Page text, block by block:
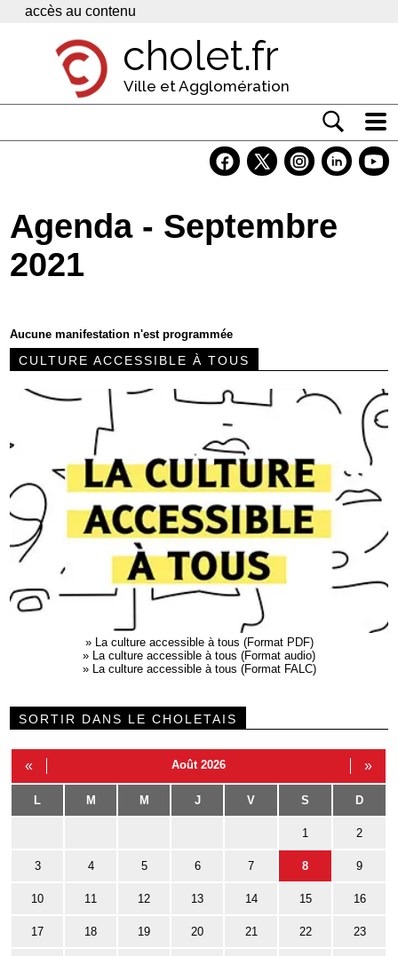
Panneau de gestion des cookies
accès au contenu
cholet.fr
Ville et Agglomération
Economie
Services
Agenda - Septembre
2021
Aucune manifestation n'est programmée
CULTURE ACCESSIBLE À TOUS
»
La culture accessible à tous (Format PDF)
»
La culture accessible à tous (Format audio)
»
La culture accessible à tous (Format FALC)
SORTIR DANS LE CHOLETAIS
« Août 2026 »
L M M J V S D
1 2
3 4 5 6 7 8 9
10 11 12 13 14 15 16
17 18 19 20 21 22 23